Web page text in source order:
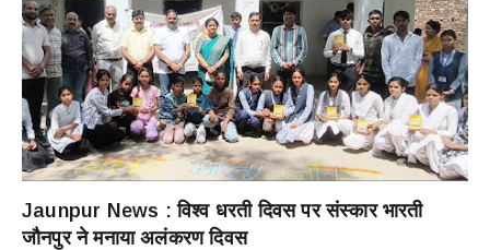
Jaunpur News : विश्व धरती दिवस पर संस्कार भारती
जौनपुर ने मनाया अलंकरण दिवस